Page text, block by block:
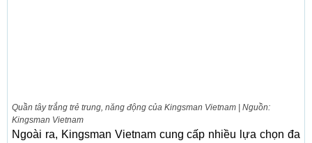
Quần tây trắng trẻ trung, năng động của Kingsman Vietnam | Nguồn:
Kingsman Vietnam
Ngoài ra, Kingsman Vietnam cung cấp nhiều lựa chọn đa